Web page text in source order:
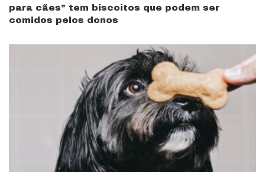
para cães” tem biscoitos que podem ser
comidos pelos donos